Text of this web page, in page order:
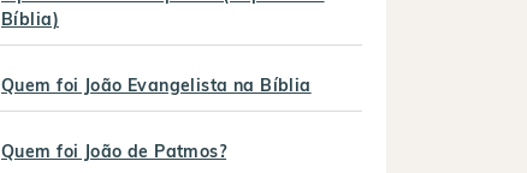
Bíblia)
Quem foi João Evangelista na Bíblia
Quem foi João de Patmos?